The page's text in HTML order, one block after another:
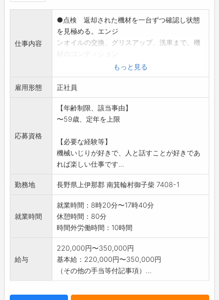
仕事内容
●点検 返却された機材を一台ずつ確認し状態
を見極める。エンジ
ンオイルの交換、グリスアップ、洗車まで。機
を整えるのはあなたの目利きと段取り力があっ
てこそです。「次に
借りる人が気持ちよく使える」、その一手間が
品質を守ります。
●修理 「動かない」を「動く」に変える仕事
です。小型ガソリン
れ、電動機器の断線
、車体溶接まで。幅広い故障に対応できる技術
者として、あなたの
経験と判断力がダイレクトに評価されます。
●機材の説明・提案 来店・電話で相談に来る
材を選んでアドバイスする。知識と経験がその
まま「信頼」になる
場面です。「あなたに聞いてよかった」と言わ
れる仕事です。
業務の変更範囲:変更なし
もっと見る
雇用形態 正社員
応募資格
【年齢制限、該当事由】
〜59歳、定年を上限
【必要な経験等】
機械いじりが好きで、人と話すことが好きであ
れば楽しい仕事です...
勤務地 長野県上伊那郡 南箕輪村御子柴 7408-1
就業時間
就業時間：8時20分〜17時40分
休憩時間：80分
時間外労働時間：10時間
給与
220,000円〜350,000円
基本給：220,000円〜350,000円
（その他の手当等付記事項）...